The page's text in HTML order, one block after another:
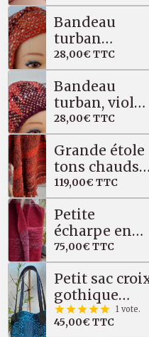
Bandeau
turban
orangé /
multicolore
28,00€ TTC
Bandeau
turban, violet
rose
28,00€ TTC
Grande étole
tons chauds,
bouclette
alpaga /
mérinos
119,00€ TTC
Petite
écharpe en
pure alpaga /
soie,
bordeaux
multicolore
75,00€ TTC
Petit sac
gothique
quadrilobée,
bleu / noir
1 vote.
45,00€ TTC